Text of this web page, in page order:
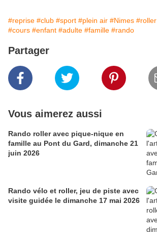
#reprise #club #sport #plein air #Nimes #roller
#cours #enfant #adulte #famille #rando
Partager
Vous aimerez aussi
Rando roller avec pique-nique en
famille au Pont du Gard, dimanche 21
juin 2026
Rando vélo et roller, jeu de piste avec
visite guidée le dimanche 17 mai 2026